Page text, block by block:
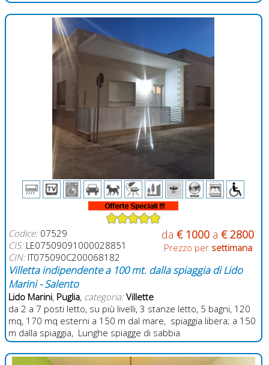
da€ 1000 a€ 2800
Prezzo per settimana
Codice:07529
CIS:LE07509091000028851
CIN:IT075090C200068182
Villetta indipendente a 100 mt. dalla spiaggia di Lido
Marini - Salento
Lido Marini, Puglia, categoria: Villette
da 2 a 7 posti letto, su più livelli, 3 stanze letto, 5 bagni, 120
mq, 170 mq esterni a 150 m dal mare, spiaggia libera; a 150
m dalla spiaggia, Lunghe spiagge di sabbia